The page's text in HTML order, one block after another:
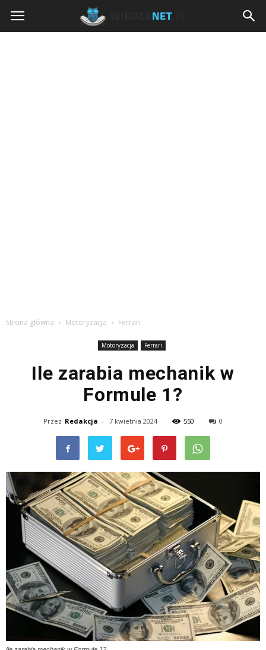
Wiedzanet.pl
Strona główna Motoryzacja Ferrari
Motoryzacja Ferrari
Ile zarabia mechanik w
Formule 1?
Przez Redakcja - 7 kwietnia 2024 550 0